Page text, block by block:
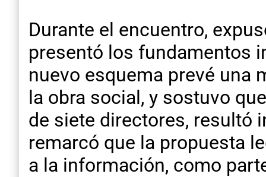
Durante el encuentro,
presentó los fundamentos
nuevo esquema prevé una
la obra social, y sostuvo
de siete directores, resultó
remarcó que la propuesta
a la información, como